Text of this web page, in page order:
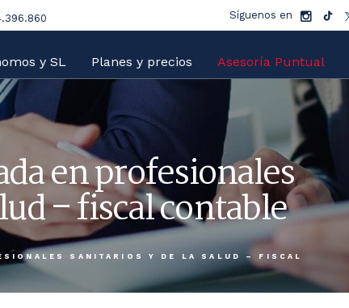
Síguenos en
y SL Planes y precios Asesoría Puntual
en profesionales
– fiscal contable
SANITARIOS Y DE LA SALUD – FISCAL